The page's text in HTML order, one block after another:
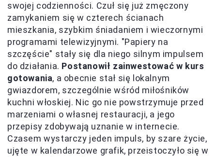
swojej codzienności. Czuł się już zmęczony
zamykaniem się w czterech ścianach
mieszkania, szybkim śniadaniem i wieczornymi
programami telewizyjnymi. "Papiery na
szczęście" stały się dla niego silnym impulsem
do działania. Postanowił zainwestować w kurs
gotowania, a obecnie stał się lokalnym
gwiazdorem, szczególnie wśród miłośników
kuchni włoskiej. Nic go nie powstrzymuje przed
marzeniami o własnej restauracji, a jego
przepisy zdobywają uznanie w internecie.
Czasem wystarczy jeden impuls, by szare życie,
ujęte w kalendarzowe grafik, przeistoczyło się w